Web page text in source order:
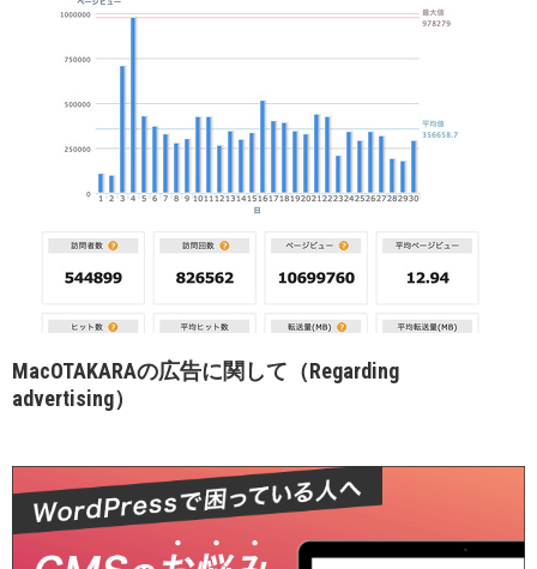
MacOTAKARAの広告に関して（Regarding
advertising）